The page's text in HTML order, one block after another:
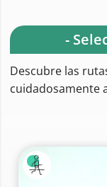
-
Descubre las
cuidadosamente